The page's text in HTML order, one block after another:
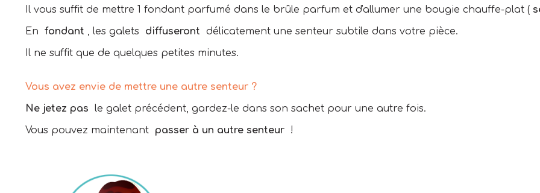
Il vous suffit de mettre 1 fondant parfumé dans le brûle parfum et d'allumer une bougie chauffe-plat (
En fondant , les galets diffuseront délicatement une senteur subtile dans votre pièce.
Il ne suffit que de quelques petites minutes.
Vous avez envie de mettre une autre senteur ?
Ne jetez pas le galet précédent, gardez-le dans son sachet pour une autre fois.
Vous pouvez maintenant passer à un autre senteur !